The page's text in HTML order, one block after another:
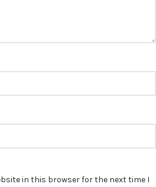
in this browser for the next time I